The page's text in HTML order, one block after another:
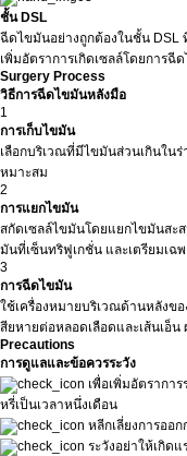
ชั้น DSL
ฉีดไขมันอย่างถูกต้องในชั้น
เพิ่มอัตราการเกิดเซลล์โดยการ
Surgery Process
วิธีการฉีดไขมันหลังมือ
1
การเก็บไขมัน
เลือกบริเวณที่มีไขมันส่วนเกินใน
หมาะสม
2
การแยกไขมัน
สกัดเซลล์ไขมันโดยแยกไขมันส
มันที่เซ็นทริฟูเกชั่น และเตรียมเฉ
3
การฉีดไขมัน
ใช้เครื่องหมายบริเวณด้านหลังข
สียหายต่อหลอดเลือดและเส้นเอ็
Precautions
การดูแลและข้อควรระวัง
เพื่อเพิ่มอัตรากา
หรี่เป็นเวลาหนึ่งเดือน
หลีกเลี่ยงการออ
ระวังอย่าให้เกิด